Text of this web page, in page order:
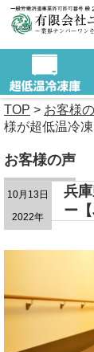
TOP > お客様
様が超低温冷
お客様の声
10月13日
2022年
兵
ー